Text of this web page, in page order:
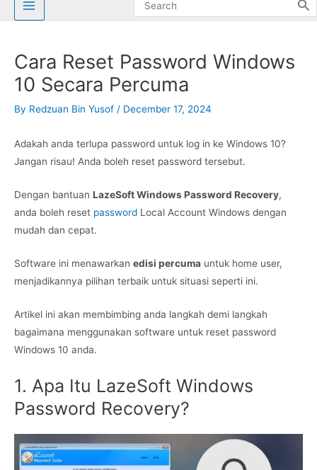
for:
Cara Reset Password Windows
10 Secara Percuma
By Redzuan Bin Yusof / December 17, 2024
Adakah anda terlupa password untuk log in ke Windows 10?
Jangan risau! Anda boleh reset password tersebut.
Dengan bantuan LazeSoft Windows Password Recovery,
anda boleh reset password Local Account Windows dengan
mudah dan cepat.
Software ini menawarkan edisi percuma untuk home user,
menjadikannya pilihan terbaik untuk situasi seperti ini.
Artikel ini akan membimbing anda langkah demi langkah
bagaimana menggunakan software untuk reset password
Windows 10 anda.
1. Apa Itu LazeSoft Windows
Password Recovery?